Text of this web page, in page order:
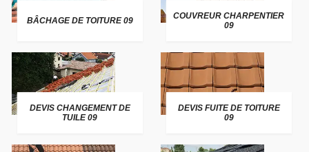
BÂCHAGE DE TOITURE 09
COUVREUR CHARPENTIER
09
DEVIS CHANGEMENT DE
TUILE 09
DEVIS FUITE DE TOITURE
09